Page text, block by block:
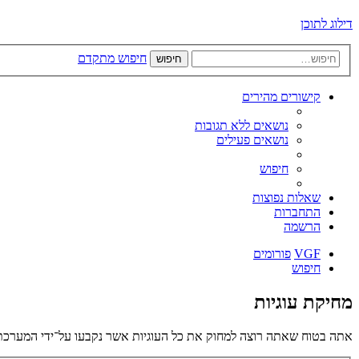
דילוג לתוכן
חיפוש חיפוש מתקדם
קישורים מהירים
נושאים ללא תגובות
נושאים פעילים
חיפוש
שאלות נפוצות
התחברות
הרשמה
VGF פורומים
חיפוש
מחיקת עוגיות
אתה בטוח שאתה רוצה למחוק את כל העוגיות אשר נקבעו על־ידי